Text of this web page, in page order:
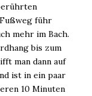
führ
mehr im Bach.
bis zum
man dann auf
ist in ein paar
10 Minuten